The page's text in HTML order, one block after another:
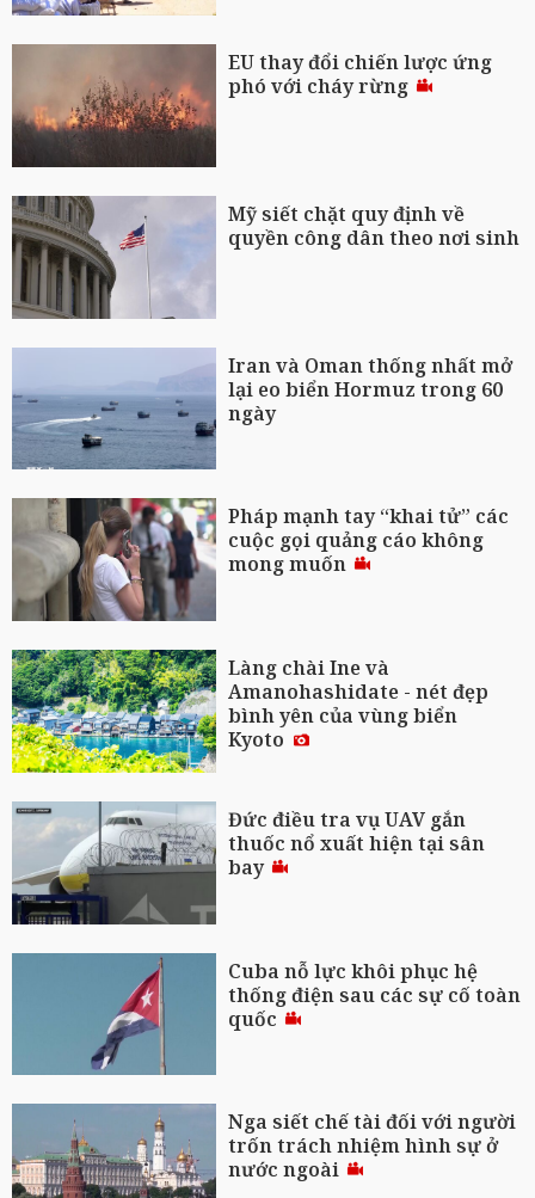
EU thay đổi chiến lược ứng
phó với cháy rừng
Mỹ siết chặt quy định về
quyền công dân theo nơi sinh
Iran và Oman thống nhất mở
lại eo biển Hormuz trong 60
ngày
Pháp mạnh tay “khai tử” các
cuộc gọi quảng cáo không
mong muốn
Làng chài Ine và
Amanohashidate - nét đẹp
bình yên của vùng biển
Kyoto
Đức điều tra vụ UAV gắn
thuốc nổ xuất hiện tại sân
bay
Cuba nỗ lực khôi phục hệ
thống điện sau các sự cố toàn
quốc
Nga siết chế tài đối với người
trốn trách nhiệm hình sự ở
nước ngoài